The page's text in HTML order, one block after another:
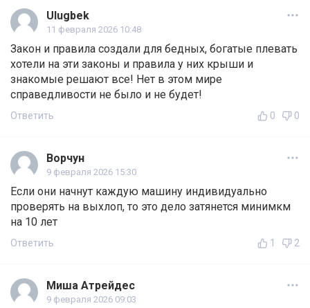
Ulugbek
11 февраля 2026 10:48
Закон и правила создали для бедных, богатые плевать
хотели на эти законы и правила у них крыши и
знакомые решают все! Нет в этом мире
справедливости не было и не будет!
Ответить 0 0
Ворчун
9 февраля 2026 15:30
Если они начнут каждую машину индивидуально
проверять на выхлоп, то это дело затянется минимкм
на 10 лет
Ответить 1 2
Миша Атрейдес
9 февраля 2026 09:03